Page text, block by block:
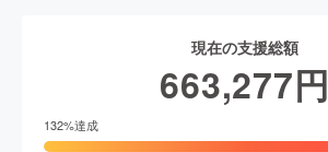
現在の支援総額
663,277円
132%達成